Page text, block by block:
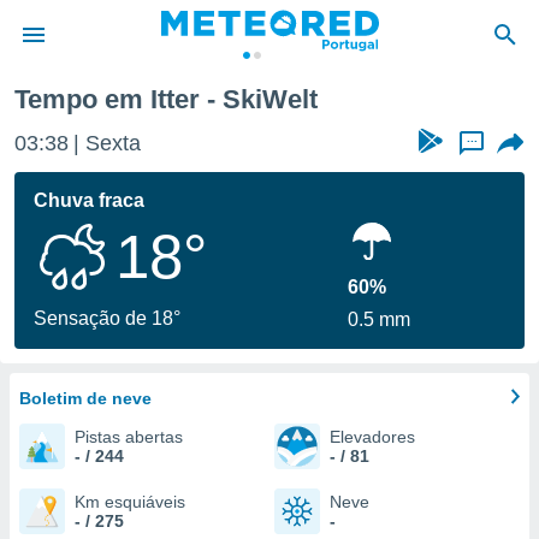
da
foi
fornecidas
a este
das
e
forma
digital
Tempo em Itter - SkiWelt
03:38 Sexta ...
Chuva fraca
18°
Sensação de 18°
60%
0.5 mm
Boletim de neve
Pistas abertas
- / 244
Elevadores
- / 81
Km esquiáveis
- / 275
Neve
-